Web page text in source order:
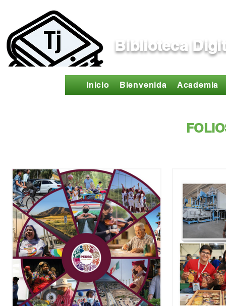
Biblioteca
Inicio Bienvenida Academia